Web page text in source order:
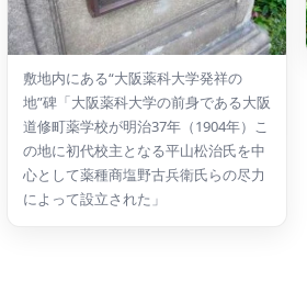
敷地内にある“大阪薬科大学発祥の
地”碑「大阪薬科大学の前身である大阪
道修町薬学校が明治37年（1904年）こ
の地に初代校主となる平山松治氏を中
心として薬種商塩野古兵衛氏らの尽力
によって設立された」